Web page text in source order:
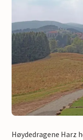
Høydedragene Harz